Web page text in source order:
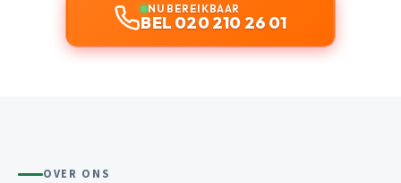
NU BEREIKBAAR
BEL 020 210 26 01
OVER ONS